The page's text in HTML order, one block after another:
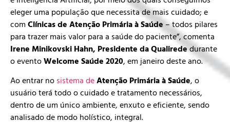
eleger uma população que necessita de mais cuidado; e
com Clínicas de Atenção Primária à Saúde– todos pilares
para trazer mais valor para a saúde do paciente”, comenta
Irene Minikovski Hahn, Presidente da Qualirededurante
o eventoWelcome Saúde 2020, em janeiro deste ano.
Ao entrar no sistema deAtenção Primária à Saúde, o
usuário terá todo o cuidado e tratamento necessários,
dentro de um único ambiente, enxuto e eficiente, sendo
analisado de modo holístico, integral.